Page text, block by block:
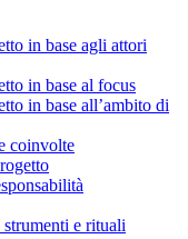
in base agli attori
in base al focus
in base all’ambito di
coinvolte
e rituali